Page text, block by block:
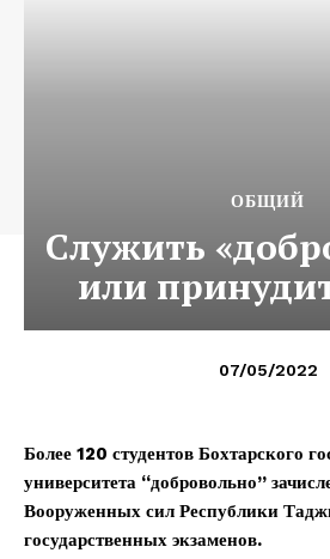
ОБЩИЙ
Служить
или
07/05/2022
Более 120 студентов Бохтарского
университета “добровольно”
Вооруженных сил Республики
государственных экзаменов.